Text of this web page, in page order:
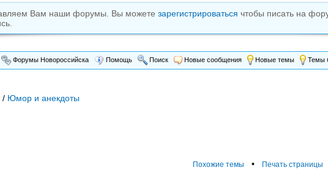
Вам наши форумы. Вы можете зарегистрироваться чтобы писать на
Форумы Новороссийска Помощь Поиск Новые сообщения Новые темы Темы
/ Юмор и анекдоты
Похожие темы • Печать страницы